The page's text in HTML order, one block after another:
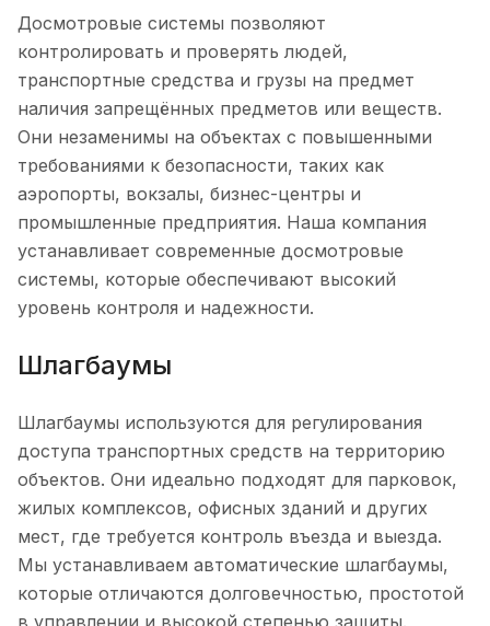
Досмотровые системы позволяют
контролировать и проверять людей,
транспортные средства и грузы на предмет
наличия запрещённых предметов или веществ.
Они незаменимы на объектах с повышенными
требованиями к безопасности, таких как
аэропорты, вокзалы, бизнес-центры и
промышленные предприятия. Наша компания
устанавливает современные досмотровые
системы, которые обеспечивают высокий
уровень контроля и надежности.
Шлагбаумы
Шлагбаумы используются для регулирования
доступа транспортных средств на территорию
объектов. Они идеально подходят для парковок,
жилых комплексов, офисных зданий и других
мест, где требуется контроль въезда и выезда.
Мы устанавливаем автоматические шлагбаумы,
которые отличаются долговечностью, простотой